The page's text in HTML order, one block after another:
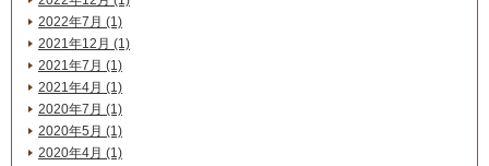
2022年7月 (1)
2021年12月 (1)
2021年7月 (1)
2021年4月 (1)
2020年7月 (1)
2020年5月 (1)
2020年4月 (1)